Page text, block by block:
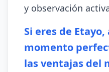
y observación
Si eres de
momento
las ventajas del